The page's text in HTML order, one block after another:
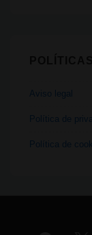
Aviso legal
Política de
Política de